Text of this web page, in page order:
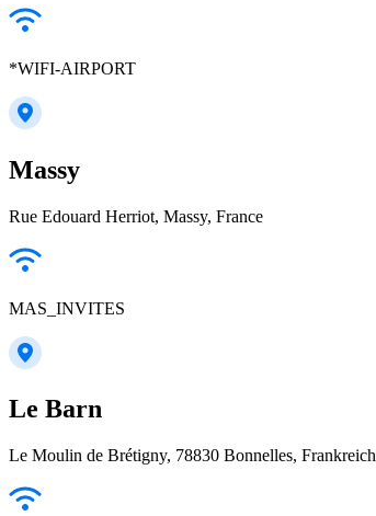
*WIFI-AIRPORT
Massy
Rue Edouard Herriot, Massy, France
MAS_INVITES
Le Barn
Le Moulin de Brétigny, 78830 Bonnelles, Frankreich